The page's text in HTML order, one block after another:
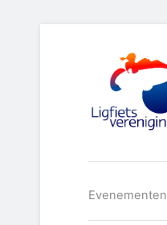
Evenementen